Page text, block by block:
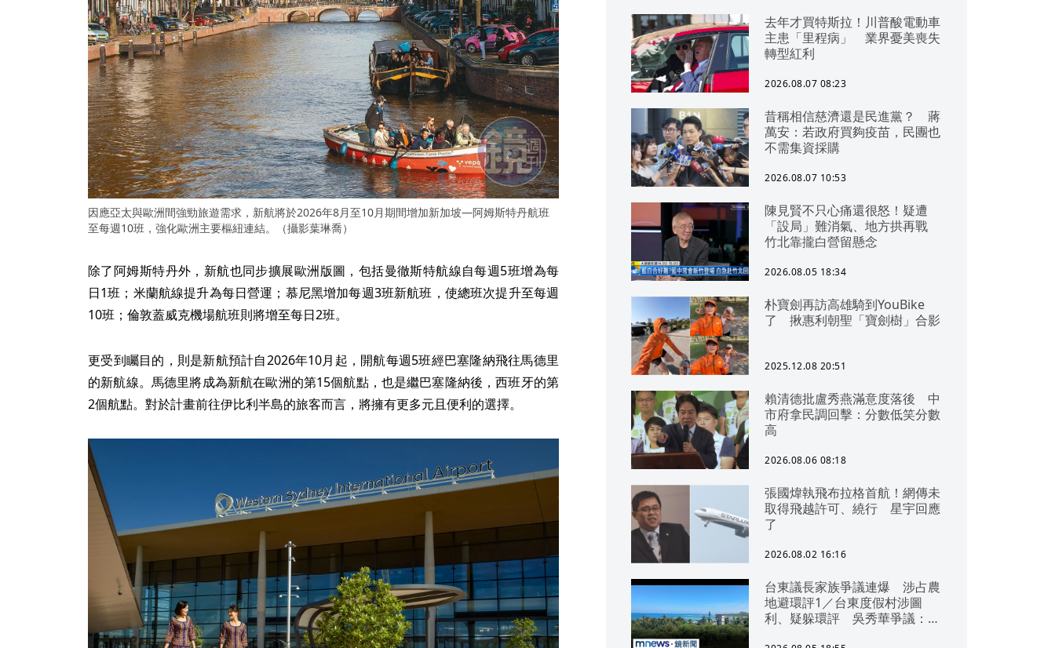
因應亞太與歐洲間強勁旅遊需求，新航將於2026年8月至10月期間增加新加坡—阿姆斯特丹航班
至每週10班，強化歐洲主要樞紐連結。（攝影葉琳喬）
除了阿姆斯特丹外，新航也同步擴展歐洲版圖，包括曼徹斯特航線自每週5班增為每
日1班；米蘭航線提升為每日營運；慕尼黑增加每週3班新航班，使總班次提升至每週
10班；倫敦蓋威克機場航班則將增至每日2班。
更受到矚目的，則是新航預計自2026年10月起，開航每週5班經巴塞隆納飛往馬德里
的新航線。馬德里將成為新航在歐洲的第15個航點，也是繼巴塞隆納後，西班牙的第
2個航點。對於計畫前往伊比利半島的旅客而言，將擁有更多元且便利的選擇。
去年才買特斯拉！川普酸電動車
主患「里程病」 業界憂美喪失
轉型紅利
2026.08.07 08:23
昔稱相信慈濟還是民進黨？ 蔣
萬安：若政府買夠疫苗，民團也
不需集資採購
2026.08.07 10:53
陳見賢不只心痛還很怒！疑遭
「設局」難消氣、地方拱再戰
竹北靠攏白營留懸念
2026.08.05 18:34
朴寶劍再訪高雄騎到YouBike
了 揪惠利朝聖「寶劍樹」合影
2025.12.08 20:51
賴清德批盧秀燕滿意度落後 中
市府拿民調回擊：分數低笑分數
高
2026.08.06 08:18
張國煒執飛布拉格首航！網傳未
取得飛越許可、繞行 星宇回應
了
2026.08.02 16:16
台東議長家族爭議連爆 涉占農
地避環評1／台東度假村涉圖
利、疑躲環評 吳秀華爭議：概